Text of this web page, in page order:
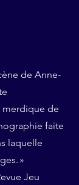
de Anne-
merdique de
faite
laquelle
»
Jeu